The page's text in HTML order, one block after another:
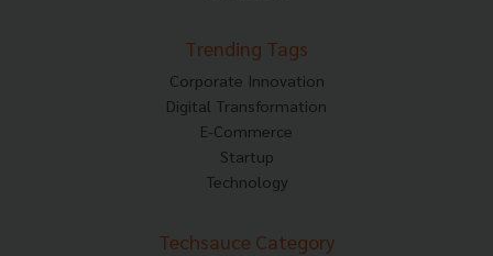
Trending Tags
Corporate Innovation
Digital Transformation
E-Commerce
Startup
Technology
Techsauce Category